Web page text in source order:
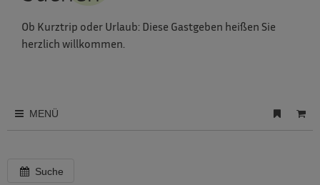
Ob Kurztrip oder Urlaub: Diese Gastgeben heißen Sie
herzlich willkommen.
MENÜ
Suche